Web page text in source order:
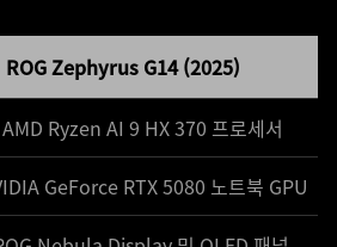
ROG Zephyrus G14 (2025)
Ryzen AI 9 HX 370 프로세서
GeForce RTX 5080 노트북 GPU